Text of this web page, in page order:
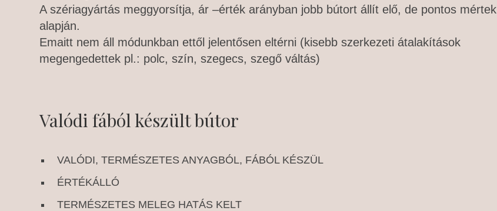
A szériagyártás meggyorsítja, ár –érték arányban jobb bútort állít elő, de pontos mértek
alapján.
Emaitt nem áll módunkban ettől jelentősen eltérni (kisebb szerkezeti átalakítások
megengedettek pl.: polc, szín, szegecs, szegő váltás)
Valódi fából készült bútor
VALÓDI, TERMÉSZETES ANYAGBÓL, FÁBÓL KÉSZÜL
ÉRTÉKÁLLÓ
TERMÉSZETES MELEG HATÁS KELT